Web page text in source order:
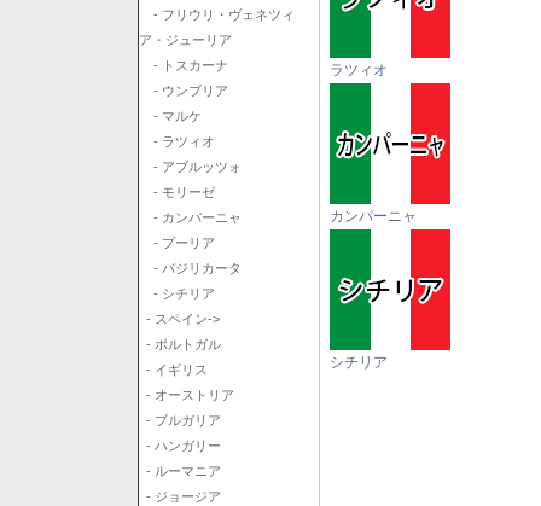
- フリウリ・ヴェネツィ
ア・ジューリア
- トスカーナ
- ウンブリア
- マルケ
- ラツィオ
- アブルッツォ
- モリーゼ
- カンパーニャ
- プーリア
- バジリカータ
- シチリア
- スペイン->
- ポルトガル
- イギリス
- オーストリア
- ブルガリア
- ハンガリー
- ルーマニア
- ジョージア
ラツィオ
カンパーニャ
シチリア